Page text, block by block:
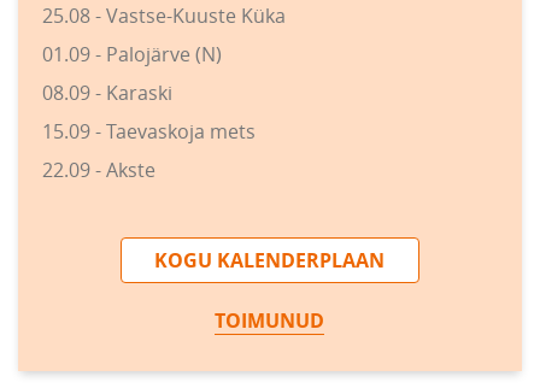
25.08 - Vastse-Kuuste Küka
01.09 - Palojärve (N)
08.09 - Karaski
15.09 - Taevaskoja mets
22.09 - Akste
KOGU KALENDERPLAAN
TOIMUNUD